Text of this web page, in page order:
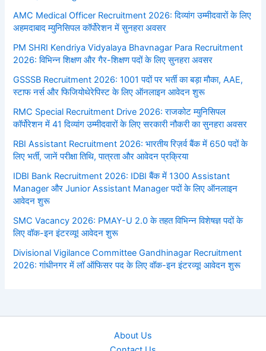
AMC Medical Officer Recruitment 2026: दिव्यांग उम्मीदवारों के लिए
अहमदाबाद म्युनिसिपल कॉर्पोरेशन में सुनहरा अवसर
PM SHRI Kendriya Vidyalaya Bhavnagar Para Recruitment
2026: विभिन्न शिक्षण और गैर-शिक्षण पदों के लिए सुनहरा अवसर
GSSSB Recruitment 2026: 1001 पदों पर भर्ती का बड़ा मौका, AAE,
स्टाफ नर्स और फिजियोथेरेपिस्ट के लिए ऑनलाइन आवेदन शुरू
RMC Special Recruitment Drive 2026: राजकोट म्युनिसिपल
कॉर्पोरेशन में 41 दिव्यांग उम्मीदवारों के लिए सरकारी नौकरी का सुनहरा अवसर
RBI Assistant Recruitment 2026: भारतीय रिज़र्व बैंक में 650 पदों के
लिए भर्ती, जानें परीक्षा तिथि, पात्रता और आवेदन प्रक्रिया
IDBI Bank Recruitment 2026: IDBI बैंक में 1300 Assistant
Manager और Junior Assistant Manager पदों के लिए ऑनलाइन
आवेदन शुरू
SMC Vacancy 2026: PMAY-U 2.0 के तहत विभिन्न विशेषज्ञ पदों के
लिए वॉक-इन इंटरव्यू! आवेदन शुरू
Divisional Vigilance Committee Gandhinagar Recruitment
2026: गांधीनगर में लॉ ऑफिसर पद के लिए वॉक-इन इंटरव्यू! आवेदन शुरू
About Us